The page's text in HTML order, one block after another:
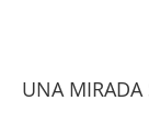
UNA MIRADA